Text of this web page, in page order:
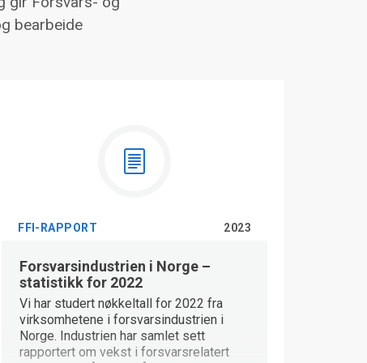
bearbeide
FFI-RAPPORT 2023
Forsvarsindustrien i Norge –
statistikk for 2022
Vi har studert nøkkeltall for 2022 fra
virksomhetene i forsvarsindustrien i
Norge. Industrien har samlet sett
rapportert om vekst i forsvarsrelatert